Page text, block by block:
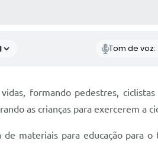
Tom de voz:
formando pedestres,
as crianças para exercerem a
materiais para educação para